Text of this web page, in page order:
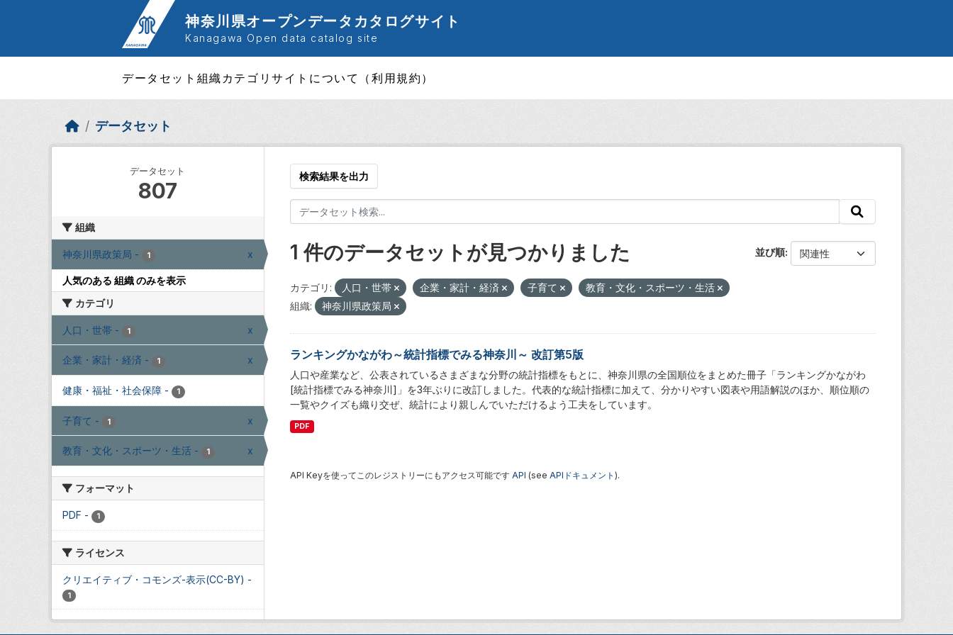
神奈川県オープンデータカタログサイト
Kanagawa Open data catalog site
データセット 組織 カテゴリサイトについて（利用規約）
データセット
データセット
807
組織
神奈川県政策局 - 1 x
人気のある 組織 のみを表示
カテゴリ
人口・世帯 - 1 x
企業・家計・経済 - 1 x
健康・福祉・社会保障 - 1
子育て - 1 x
教育・文化・スポーツ・生活 - 1 x
フォーマット
PDF - 1
ライセンス
クリエイティブ・コモンズ-表示(CC-BY) -
1
検索結果を出力
並び順
1 件のデータセットが見つかりました
カテゴリ: 人口・世帯 企業・家計・経済 子育て
教育・文化・スポーツ・生活
組織:
神奈川県政策局
ランキングかながわ～統計指標でみる神奈川～ 改訂第5版
人口や産業など、公表されているさまざまな分野の統計指標をもとに、神奈川県の全国順位をまとめた冊子「ランキングかながわ
[統計指標でみる神奈川]」を3年ぶりに改訂しました。代表的な統計指標に加えて、分かりやすい図表や用語解説のほか、順位順の
一覧やクイズも織り交ぜ、統計により親しんでいただけるよう工夫をしています。
PDF
API Keyを使ってこのレジストリーにもアクセス可能です API (see APIドキュメント ).